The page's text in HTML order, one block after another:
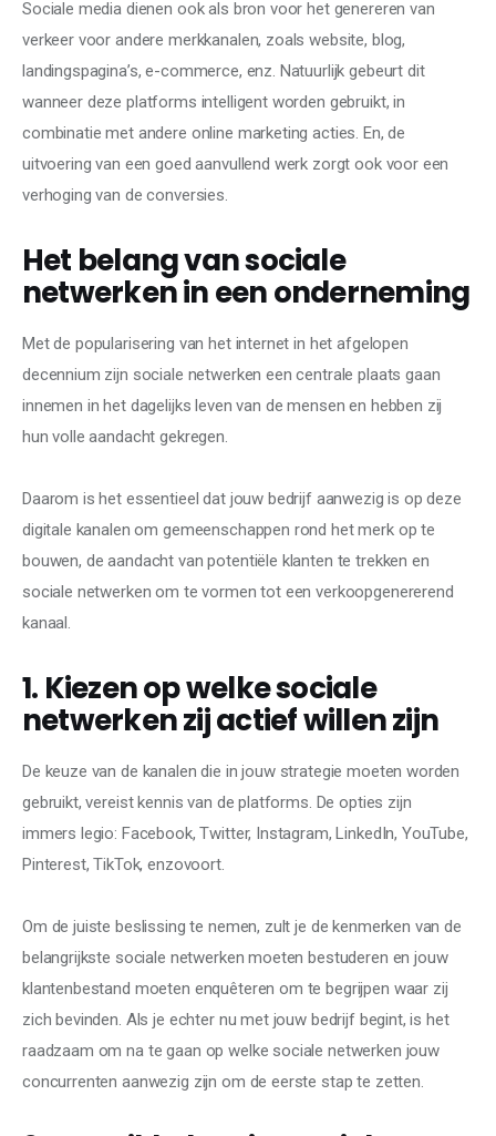
Sociale media dienen ook als bron voor het genereren van
verkeer voor andere merkkanalen, zoals website, blog,
landingspagina’s, e-commerce, enz. Natuurlijk gebeurt dit
wanneer deze platforms intelligent worden gebruikt, in
combinatie met andere online marketing acties. En, de
uitvoering van een goed aanvullend werk zorgt ook voor een
verhoging van de conversies.
Het belang van sociale
netwerken in een onderneming
Met de popularisering van het internet in het afgelopen
decennium zijn sociale netwerken een centrale plaats gaan
innemen in het dagelijks leven van de mensen en hebben zij
hun volle aandacht gekregen.
Daarom is het essentieel dat jouw bedrijf aanwezig is op deze
digitale kanalen om gemeenschappen rond het merk op te
bouwen, de aandacht van potentiële klanten te trekken en
sociale netwerken om te vormen tot een verkoopgenererend
kanaal.
1. Kiezen op welke sociale
netwerken zij actief willen zijn
De keuze van de kanalen die in jouw strategie moeten worden
gebruikt, vereist kennis van de platforms. De opties zijn
immers legio: Facebook, Twitter, Instagram, LinkedIn, YouTube,
Pinterest, TikTok, enzovoort.
Om de juiste beslissing te nemen, zult je de kenmerken van de
belangrijkste sociale netwerken moeten bestuderen en jouw
klantenbestand moeten enquêteren om te begrijpen waar zij
zich bevinden. Als je echter nu met jouw bedrijf begint, is het
raadzaam om na te gaan op welke sociale netwerken jouw
concurrenten aanwezig zijn om de eerste stap te zetten.